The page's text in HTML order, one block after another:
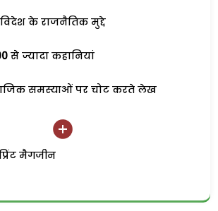
के राजनैतिक मुद्दे
से ज्यादा कहानियां
समस्याओं पर चोट करते लेख
मैगजीन